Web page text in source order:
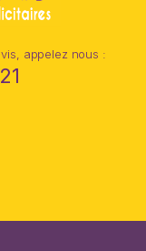
appelez nous :